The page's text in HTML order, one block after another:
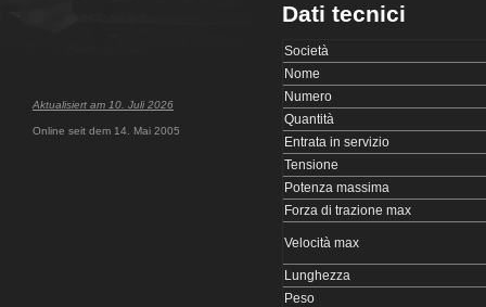
Aktualisiert am 10. Juli 2026
Online seit dem 14. Mai 2005
Dati tecnici
Società
Nome
Numero
Quantità
Entrata in servizio
Tensione
Potenza massima
Forza di trazione max
Velocità max
Lunghezza
Peso